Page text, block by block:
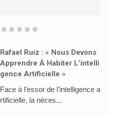
Rafael Ruiz : « Nous Devons
Apprendre À Habiter L’intelli
Gence Artificielle »
Face à l’essor de l’intelligence a
rtificielle, la néces...